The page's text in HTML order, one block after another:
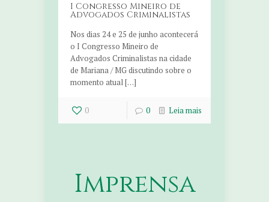
I Congresso Mineiro de
Advogados Criminalistas
Nos dias 24 e 25 de junho acontecerá
o I Congresso Mineiro de
Advogados Criminalistas na cidade
de Mariana / MG discutindo sobre o
momento atual […]
0 0 Leia mais
Imprensa